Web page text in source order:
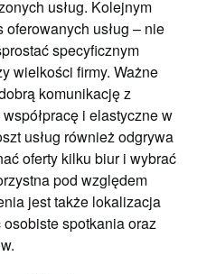
usług. Kolejnym
usług – nie
specyficznym
wielkości firmy. Ważne
komunikację z
i elastyczne w
usług również odgrywa
oferty kilku biur i wybrać
pod względem
jest także lokalizacja
spotkania oraz